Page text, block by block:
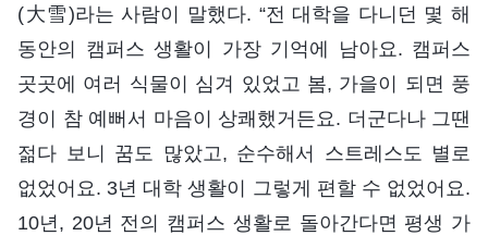
(大雪)라는 사람이 말했다. “전 대학을 다니던 몇 해
동안의 캠퍼스 생활이 가장 기억에 남아요. 캠퍼스
곳곳에 여러 식물이 심겨 있었고 봄, 가을이 되면 풍
경이 참 예뻐서 마음이 상쾌했거든요. 더군다나 그땐
젊다 보니 꿈도 많았고, 순수해서 스트레스도 별로
없었어요. 3년 대학 생활이 그렇게 편할 수 없었어요.
10년, 20년 전의 캠퍼스 생활로 돌아간다면 평생 가